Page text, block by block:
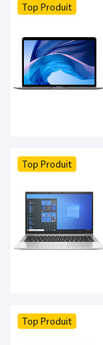
Top Produit
Top Produit
Top Produit